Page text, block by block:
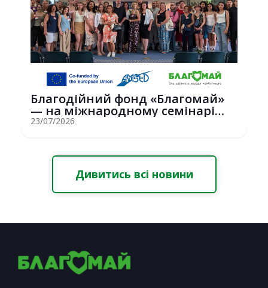
Благодійний фонд «Благомай»
— на міжнародному семінарі
Erasmus+ у С...
23/07/2026
Дивитись всі новини